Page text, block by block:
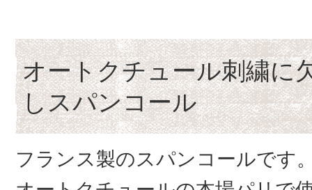
オートクチュール刺繍に
しスパンコール
フランス製のスパンコールです